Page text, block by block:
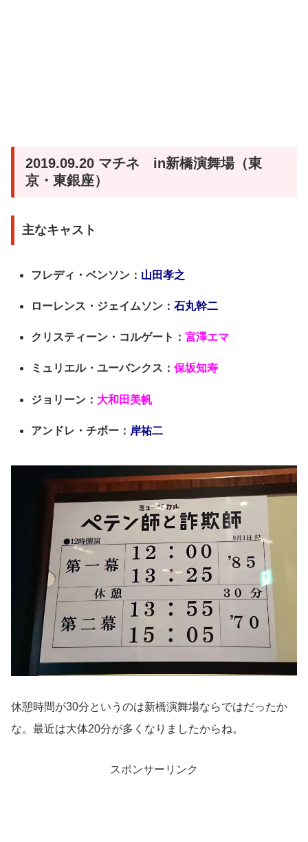
2019.09.20 マチネ in新橋演舞場（東
京・東銀座）
主なキャスト
フレディ・ベンソン： 山田孝之
ローレンス・ジェイムソン：石丸幹二
クリスティーン・コルゲート：宮澤エマ
ミュリエル・ユーバンクス：保坂知寿
ジョリーン： 大和田美帆
アンドレ・チボー： 岸祐二
休憩時間が30分というのは新橋演舞場ならではだったか
な。最近は大体20分が多くなりましたからね。
スポンサーリンク